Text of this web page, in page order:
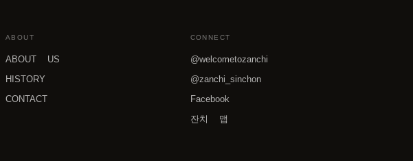
ABOUT
ABOUT US
HISTORY
CONTACT
CONNECT
@welcometozanchi
@zanchi_sinchon
Facebook
잔치 맵